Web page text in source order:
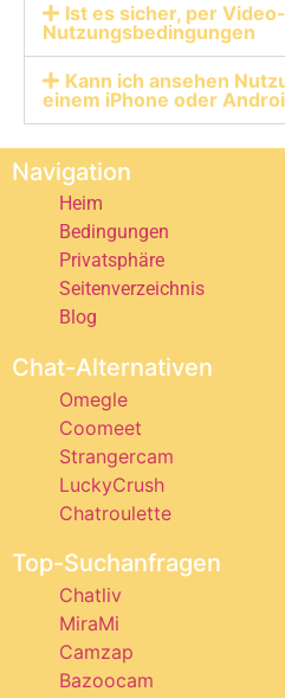
Ist es sicher, per
Nutzungsbedingungen
Kann ich ansehen
einem iPhone oder
Navigation
Heim
Bedingungen
Privatsphäre
Seitenverzeichnis
Blog
Chat-Alternativen
Omegle
Coomeet
Strangercam
LuckyCrush
Chatroulette
Top-Suchanfragen
Chatliv
MiraMi
Camzap
Bazoocam